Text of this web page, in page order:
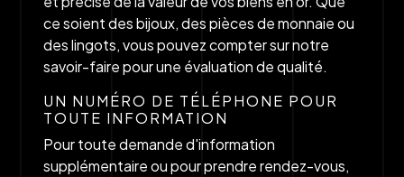
ce soient des bijoux, des pièces de monnaie ou
des lingots, vous pouvez compter sur notre
savoir-faire pour une évaluation de qualité.
UN NUMÉRO DE TÉLÉPHONE POUR
TOUTE INFORMATION
Pour toute demande d'information
supplémentaire ou pour prendre rendez-vous,